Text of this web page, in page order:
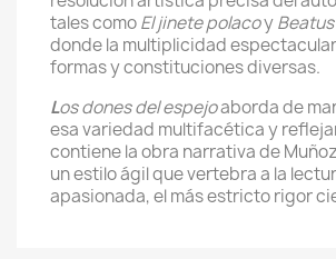
tales comoEl jinete polacoyBeatus
donde la multiplicidad
formas y constituciones diversas.
Los dones del espejoaborda de
esa variedad multifacética y
contiene la obra narrativa de
un estilo ágil que vertebra a la
apasionada, el más estricto rigor